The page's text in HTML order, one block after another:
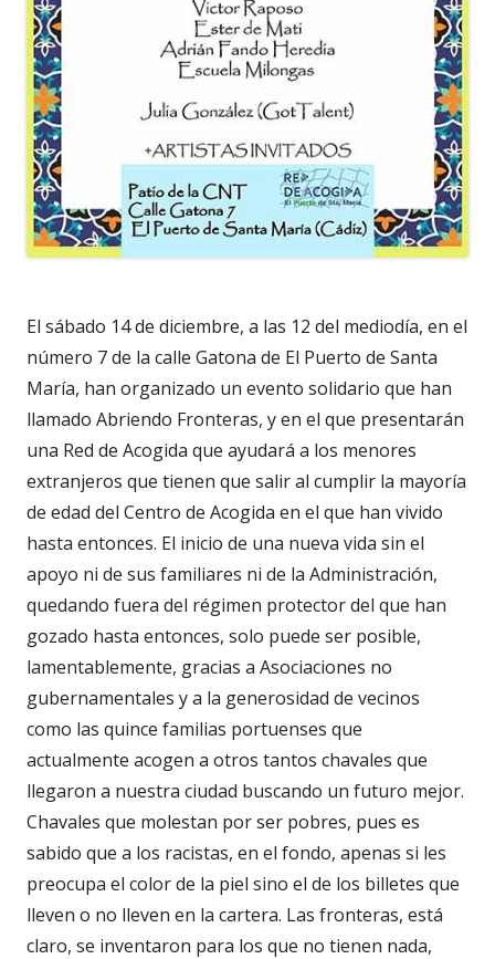
El sábado 14 de diciembre, a las 12 del mediodía, en el
número 7 de la calle Gatona de El Puerto de Santa
María, han organizado un evento solidario que han
llamado Abriendo Fronteras, y en el que presentarán
una Red de Acogida que ayudará a los menores
extranjeros que tienen que salir al cumplir la mayoría
de edad del Centro de Acogida en el que han vivido
hasta entonces. El inicio de una nueva vida sin el
apoyo ni de sus familiares ni de la Administración,
quedando fuera del régimen protector del que han
gozado hasta entonces, solo puede ser posible,
lamentablemente, gracias a Asociaciones no
gubernamentales y a la generosidad de vecinos
como las quince familias portuenses que
actualmente acogen a otros tantos chavales que
llegaron a nuestra ciudad buscando un futuro mejor.
Chavales que molestan por ser pobres, pues es
sabido que a los racistas, en el fondo, apenas si les
preocupa el color de la piel sino el de los billetes que
lleven o no lleven en la cartera. Las fronteras, está
claro, se inventaron para los que no tienen nada,